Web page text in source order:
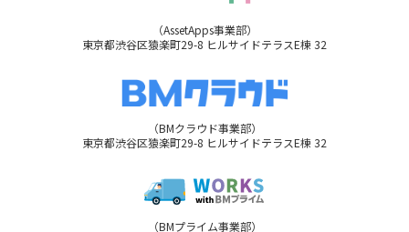
（AssetApps事業部）
東京都渋谷区猿楽町29-8 ヒルサイドテラスE棟 32
（BMクラウド事業部）
東京都渋谷区猿楽町29-8 ヒルサイドテラスE棟 32
（BMプライム事業部）